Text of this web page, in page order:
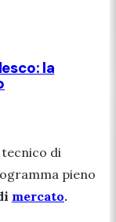
la
di
pieno
mercato.